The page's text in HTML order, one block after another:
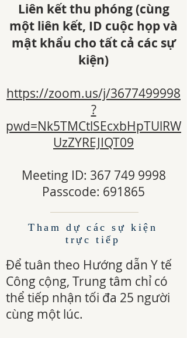
Tham dự các sự kiện
trực tiếp
Liên kết thu phóng (cùng
một liên kết, ID cuộc họp và
mật khẩu cho tất cả các sự
kiện)
https://zoom.us/j/3677499998
?
pwd=Nk5TMCtlSEcxbHpTUlRW
UzZYREJIQT09
Meeting ID: 367 749 9998
Passcode: 691865
Để tuân theo Hướng dẫn Y tế
Công cộng, Trung tâm chỉ có
thể tiếp nhận tối đa 25 người
cùng một lúc.